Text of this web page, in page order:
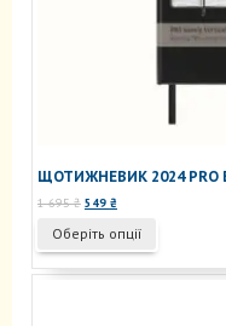
ЩОТИЖНЕВИК 2024
1 695₴ Оригінальна
1
695 ₴.
549 ₴Поточна
549 ₴.
Оберіть опції
має